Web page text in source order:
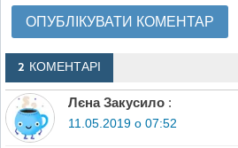
2 КОМЕНТАРІ
Лєна Закусило :
11.05.2019 о 07:52